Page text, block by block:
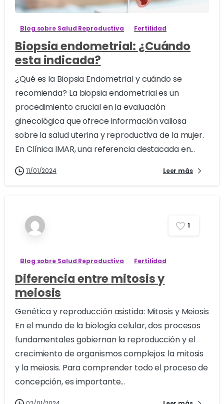
Blog sobre Salud Reproductiva Fertilidad
Biopsia endometrial: ¿Cuándo
esta indicada?
¿Qué es la Biopsia Endometrial y cuándo se
recomienda? La biopsia endometrial es un
procedimiento crucial en la evaluación
ginecológica que ofrece información valiosa
sobre la salud uterina y reproductiva de la mujer.
En Clínica IMAR, una referencia destacada en...
11/01/2024 Leer más
1
Blog sobre Salud Reproductiva Fertilidad
Diferencia entre mitosis y
meiosis
Genética y reproducción asistida: Mitosis y Meiosis
En el mundo de la biología celular, dos procesos
fundamentales gobiernan la reproducción y el
crecimiento de organismos complejos: la mitosis
y la meiosis. Para comprender todo el proceso de
concepción, es importante...